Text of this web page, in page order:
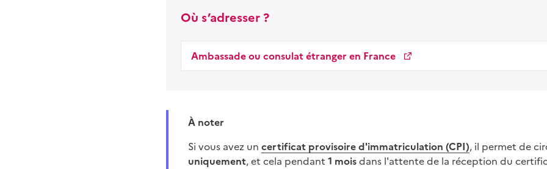
Où s’adresser ?
Ambassade ou consulat étranger en France
À noter
Si vous avez un certificat provisoire d'immatriculation (CPI), il permet de
uniquement, et cela pendant 1 moisdans l'attente de la réception du